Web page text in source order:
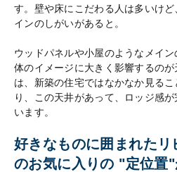
す。壁や床にこだわる人は多いけ
インのしがいがあると。
ウッドパネルや小屋のようなメイ
体のイメージに大きく影響するの
は、新築の住宅ではなかなか見る
り、この天井があって、ロッジ感
います。
好きなものに囲まれたリ
のお気に入りの "定位置"